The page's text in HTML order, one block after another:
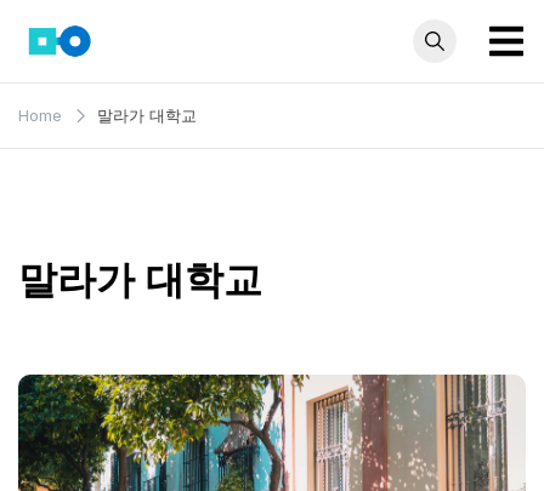
content
모인 해
외송금
Home 말라가 대학교
말라가 대학교